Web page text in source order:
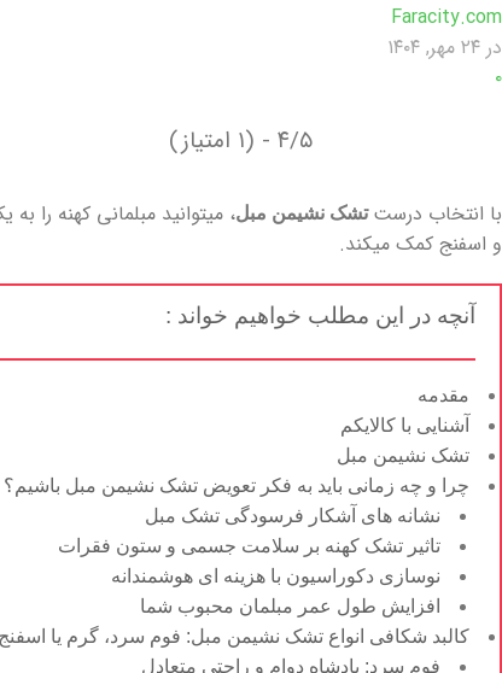
Faracity.com
در ۲۴ مهر, ۱۴۰۴
۰
۴/۵ - (۱ امتیاز)
با انتخاب درست تشک نشیمن مبل، میتوانید مبلمانی کهنه را
و اسفنج کمک میکند.
آنچه در این مطلب خواهیم خواند :
مقدمه
آشنایی با کالایکم
تشک نشیمن مبل
چرا و چه زمانی باید به فکر تعویض تشک نشیمن مبل باشیم؟
نشانه های آشکار فرسودگی تشک مبل
تاثیر تشک کهنه بر سلامت جسمی و ستون فقرات
نوسازی دکوراسیون با هزینه ای هوشمندانه
افزایش طول عمر مبلمان محبوب شما
کالبد شکافی انواع تشک نشیمن مبل: فوم سرد، گرم یا
فوم سرد: پادشاه دوام و راحتی متعادل